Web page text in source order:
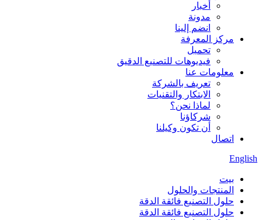
أخبار
مدونة
انضم إلينا
مركز المعرفة
تحميل
فيديوهات للتصنيع الدقيق
معلومات عنا
تعريف بالشركة
الابتكار والتقنيات
لماذا نحن؟
شركاؤنا
أن تكون وكيلنا
اتصال
English
بيت
المنتجات والحلول
حلول التصنيع فائقة الدقة
حلول التصنيع فائقة الدقة